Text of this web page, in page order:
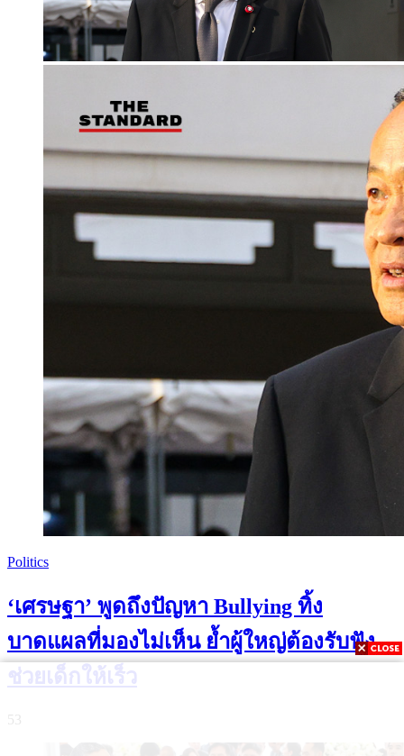
Politics
‘เศรษฐา’ พูดถึงปัญหา Bullying ทิ้ง
บาดแผลที่มองไม่เห็น ย้ำผู้ใหญ่ต้องรับฟัง-
ช่วยเด็กให้เร็ว
53